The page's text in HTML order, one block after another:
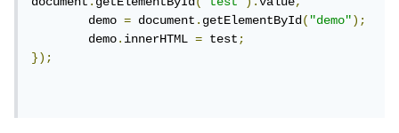
    	demo
= document.getElementById("demo");
	demo
.innerHTML = test;
});